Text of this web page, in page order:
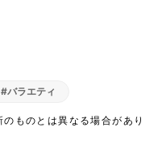
#バラエティ
ものとは異なる場合があり